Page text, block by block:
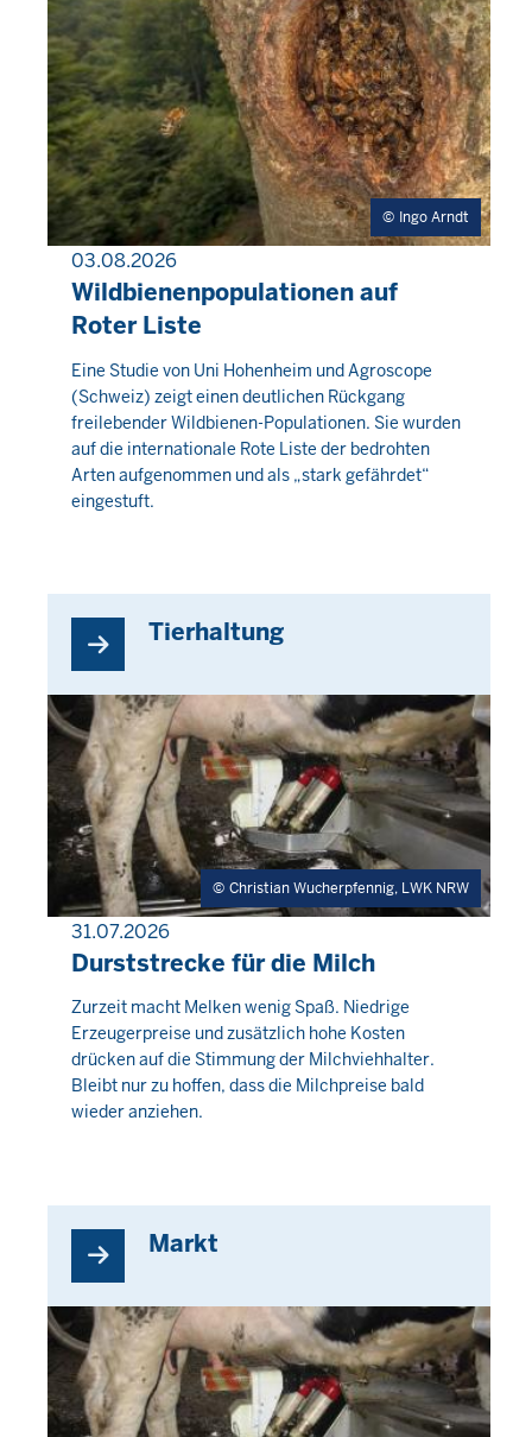
Ingo Arndt
03.08.2026
PRESSEMITTEILUNG
Wildbienenpopulationen auf
Roter Liste
Donnerstag,
6
August
2026
Eine Studie von Uni Hohenheim und Agroscope
(Schweiz) zeigt einen deutlichen Rückgang
freilebender Wildbienen-Populationen. Sie wurden
auf die internationale Rote Liste der bedrohten
Arten aufgenommen und als „stark gefährdet“
eingestuft.
Tierhaltung
Christian Wucherpfennig, LWK NRW
31.07.2026
PRESSEMITTEILUNG
Durststrecke für die Milch
Donnerstag,
6
August
2026
Zurzeit macht Melken wenig Spaß. Niedrige
Erzeugerpreise und zusätzlich hohe Kosten
drücken auf die Stimmung der Milchviehhalter.
Bleibt nur zu hoffen, dass die Milchpreise bald
wieder anziehen.
Markt